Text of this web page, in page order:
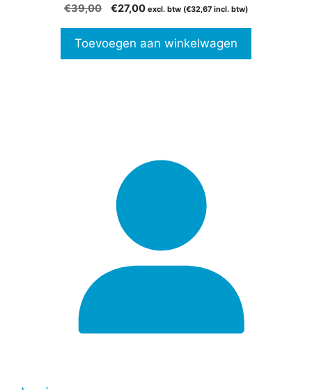
van 5
€39,00
Oorspronkelijke
€39,00.
€27,00Huidige
€27,00.
excl. btw (€32,67 incl. btw)
Toevoegen aan winkelwagen